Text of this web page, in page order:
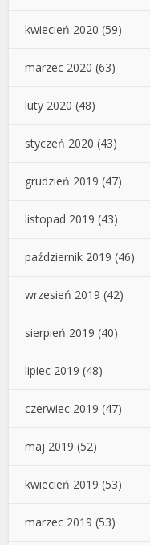
kwiecień 2020 (59)
marzec 2020 (63)
luty 2020 (48)
styczeń 2020 (43)
grudzień 2019 (47)
listopad 2019 (43)
październik 2019 (46)
wrzesień 2019 (42)
sierpień 2019 (40)
lipiec 2019 (48)
czerwiec 2019 (47)
maj 2019 (52)
kwiecień 2019 (53)
marzec 2019 (53)